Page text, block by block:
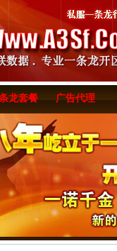
龙套餐 广告代理